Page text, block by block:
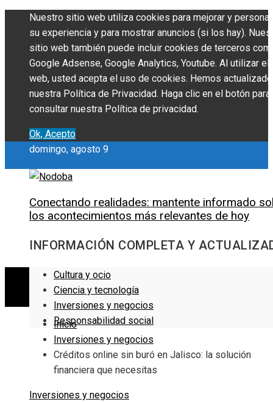
Nuestro sitio web utiliza cookies para mejorar y
su experiencia y para mostrar anuncios (si los hay).
sitio web también puede incluir cookies de terceros
Google Adsense, Google Analytics, Youtube. Al utilizar
web, usted acepta el uso de cookies. Hemos actualizado
nuestra Política de Privacidad. Haga clic en el botón para
consultar nuestra Política de privacidad.
Ok, Acepto
domingo, agosto 9
Conectando realidades: mantente informado
los acontecimientos más relevantes de hoy
INFORMACIÓN COMPLETA Y
Cultura y ocio
Ciencia y tecnología
Inversiones y negocios
Responsabilidad social
Inicio
Inversiones y negocios
Créditos online sin buró en Jalisco: la solución
financiera que necesitas
Inversiones y negocios